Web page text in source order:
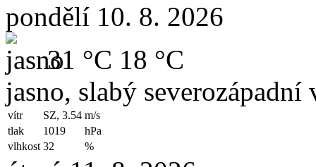
pondělí 10. 8. 2026
31 °C 18 °C
jasno, slabý severozápadní
vítr SZ, 3.54 m/s
tlak
1019
hPa
vlhkost 32 %